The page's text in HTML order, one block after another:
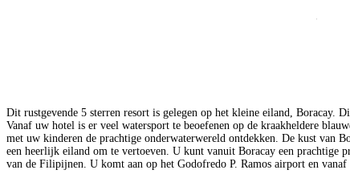
Dit rustgevende 5 sterren resort is gelegen op het kleine eiland, Boracay.
Vanaf uw hotel is er veel watersport te beoefenen op de kraakheldere
met uw kinderen de prachtige onderwaterwereld ontdekken. De kust
een heerlijk eiland om te vertoeven. U kunt vanuit Boracay een prachtige
van de Filipijnen. U komt aan op het Godofredo P. Ramos airport en